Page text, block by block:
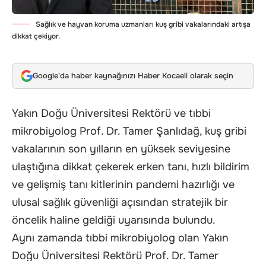
Sağlık ve hayvan koruma uzmanları kuş gribi vakalarındaki artışa
dikkat çekiyor.
Google'da haber kaynağınızı Haber Kocaeli olarak seçin
Yakın Doğu Üniversitesi Rektörü ve tıbbi
mikrobiyolog Prof. Dr. Tamer Şanlıdağ, kuş gribi
vakalarının son yılların en yüksek seviyesine
ulaştığına dikkat çekerek erken tanı, hızlı bildirim
ve gelişmiş tanı kitlerinin pandemi hazırlığı ve
ulusal sağlık güvenliği açısından stratejik bir
öncelik haline geldiği uyarısında bulundu.
Aynı zamanda tıbbi mikrobiyolog olan Yakın
Doğu Üniversitesi Rektörü Prof. Dr. Tamer